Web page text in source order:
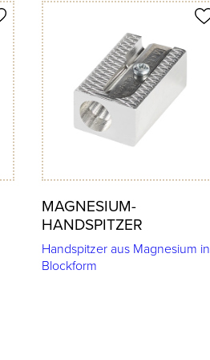
MAGNESIUM-
HANDSPITZER
Handspitzer aus Magnesium in
Blockform
Produkt merken